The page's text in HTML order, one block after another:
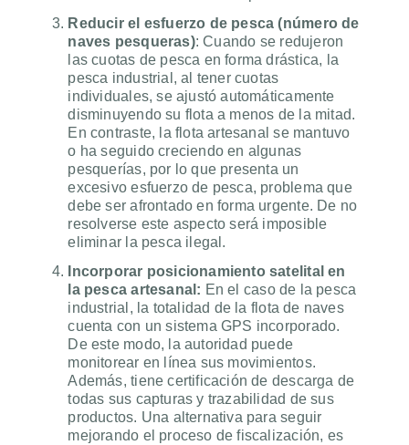
Reducir el esfuerzo de pesca (número de
naves pesqueras): Cuando se redujeron
las cuotas de pesca en forma drástica, la
pesca industrial, al tener cuotas
individuales, se ajustó automáticamente
disminuyendo su flota a menos de la mitad.
En contraste, la flota artesanal se mantuvo
o ha seguido creciendo en algunas
pesquerías, por lo que presenta un
excesivo esfuerzo de pesca, problema que
debe ser afrontado en forma urgente. De no
resolverse este aspecto será imposible
eliminar la pesca ilegal.
Incorporar posicionamiento satelital en
la pesca artesanal: En el caso de la pesca
industrial, la totalidad de la flota de naves
cuenta con un sistema GPS incorporado.
De este modo, la autoridad puede
monitorear en línea sus movimientos.
Además, tiene certificación de descarga de
todas sus capturas y trazabilidad de sus
productos. Una alternativa para seguir
mejorando el proceso de fiscalización, es